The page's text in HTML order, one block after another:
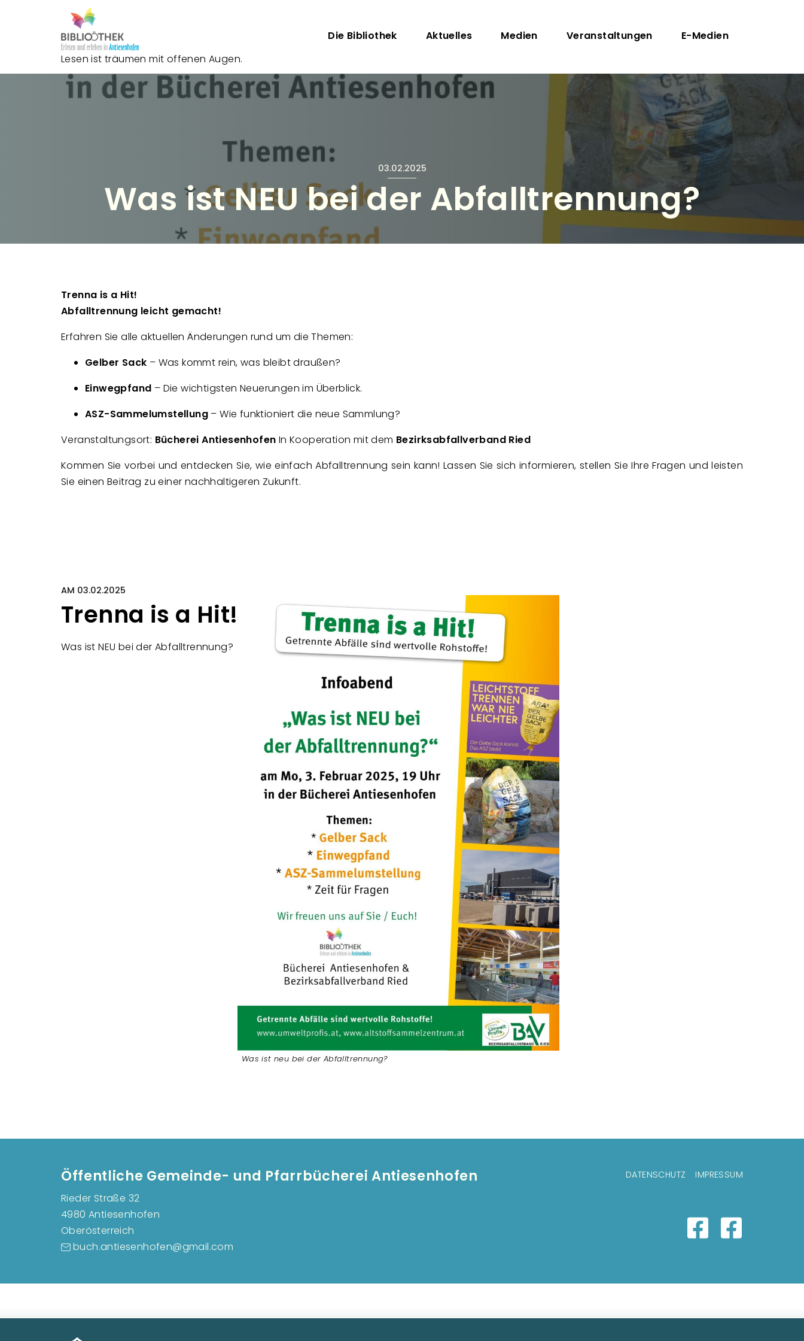
Lesen ist träumen mit offenen Augen.
Hauptnavigation
Die Bibliothek Aktuelles Medien Veranstaltungen E-Medien
03.02.2025
Was ist NEU bei der Abfalltrennung?
Trenna is a Hit!
Abfalltrennung leicht gemacht!
Erfahren Sie alle aktuellen Änderungen rund um die Themen:
Gelber Sack – Was kommt rein, was bleibt draußen?
Einwegpfand – Die wichtigsten Neuerungen im Überblick.
ASZ-Sammelumstellung – Wie funktioniert die neue Sammlung?
Veranstaltungsort: Bücherei Antiesenhofen In Kooperation mit dem Bezirksabfallverband Ried
Kommen Sie vorbei und entdecken Sie, wie einfach Abfalltrennung sein kann! Lassen Sie sich informieren, stellen Sie Ihre Fragen und leisten
Sie einen Beitrag zu einer nachhaltigeren Zukunft.
AM 03.02.2025
Trenna is a Hit!
Was ist NEU bei der Abfalltrennung?
Was ist neu bei der Abfalltrennung?
Öffentliche Gemeinde- und Pfarrbücherei Antiesenhofen
Rieder Straße 32
4980 Antiesenhofen
Oberösterreich
buch.antiesenhofen@gmail.com
Fußzeilenmenü
DATENSCHUTZ IMPRESSUM